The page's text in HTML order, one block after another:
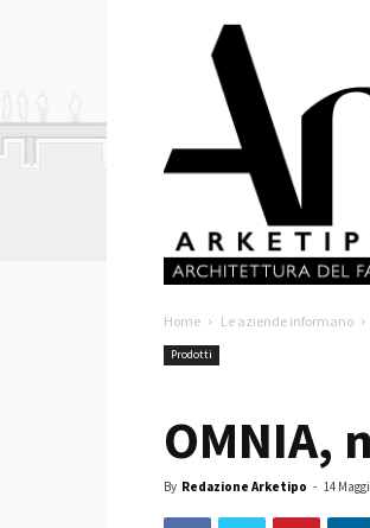
Arketipo
Home Le aziende informano
Prodotti
OMNIA,
By Redazione Arketipo - 14